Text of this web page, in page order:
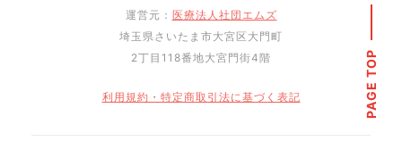
運営元： 医療法人社団エムズ
埼玉県さいたま市大宮区大門町
2丁目118番地大宮門街4階
利用規約・特定商取引法に基づく表記 PAGE TOP